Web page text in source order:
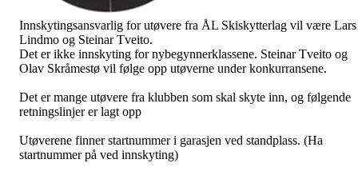
Innskytingsansvarlig for utøvere fra ÅL Skiskytterlag vil være Lars
Lindmo og Steinar Tveito.
Det er ikke innskyting for nybegynnerklassene. Steinar Tveito og
Olav Skråmestø vil følge opp utøverne under konkurransene.
Det er mange utøvere fra klubben som skal skyte inn, og følgende
retningslinjer er lagt opp
Utøverene finner startnummer i garasjen ved standplass. (Ha
startnummer på ved innskyting)